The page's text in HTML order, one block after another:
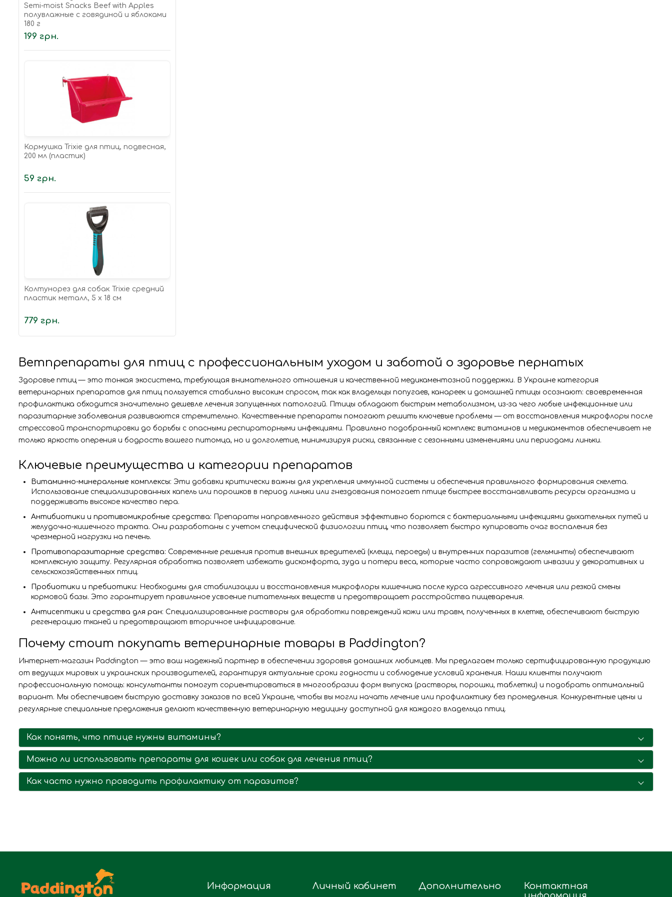
Semi-moist Snacks Beef with Apples
полувлажные с говядиной и яблоками
180 г
199 грн.
Кормушка Trixie для птиц, подвесная,
200 мл (пластик)
59 грн.
Колтунорез для собак Trixie средний
пластик металл, 5 х 18 см
779 грн.
Ветпрепараты для птиц с профессиональным уходом и заботой о здоровье пернатых
Здоровье птиц — это тонкая экосистема, требующая внимательного отношения и качественной медикаментозной поддержки. В Украине категория
ветеринарных препаратов для птиц пользуется стабильно высоким спросом, так как владельцы попугаев, канареек и домашней птицы осознают: своевременная
профилактика обходится значительно дешевле лечения запущенных патологий. Птицы обладают быстрым метаболизмом, из-за чего любые инфекционные или
паразитарные заболевания развиваются стремительно. Качественные препараты помогают решить ключевые проблемы — от восстановления микрофлоры после
стрессовой транспортировки до борьбы с опасными респираторными инфекциями. Правильно подобранный комплекс витаминов и медикаментов обеспечивает не
только яркость оперения и бодрость вашего питомца, но и долголетие, минимизируя риски, связанные с сезонными изменениями или периодами линьки.
Ключевые преимущества и категории препаратов
Витаминно-минеральные комплексы: Эти добавки критически важны для укрепления иммунной системы и обеспечения правильного формирования скелета.
Использование специализированных капель или порошков в период линьки или гнездования помогает птице быстрее восстанавливать ресурсы организма и
поддерживать высокое качество пера.
Антибиотики и противомикробные средства: Препараты направленного действия эффективно борются с бактериальными инфекциями дыхательных путей и
желудочно-кишечного тракта. Они разработаны с учетом специфической физиологии птиц, что позволяет быстро купировать очаг воспаления без
чрезмерной нагрузки на печень.
Противопаразитарные средства: Современные решения против внешних вредителей (клещи, пероеды) и внутренних паразитов (гельминты) обеспечивают
комплексную защиту. Регулярная обработка позволяет избежать дискомфорта, зуда и потери веса, которые часто сопровождают инвазии у декоративных и
сельскохозяйственных птиц.
Пробиотики и пребиотики: Необходимы для стабилизации и восстановления микрофлоры кишечника после курса агрессивного лечения или резкой смены
кормовой базы. Это гарантирует правильное усвоение питательных веществ и предотвращает расстройства пищеварения.
Антисептики и средства для ран: Специализированные растворы для обработки повреждений кожи или травм, полученных в клетке, обеспечивают быструю
регенерацию тканей и предотвращают вторичное инфицирование.
Почему стоит покупать ветеринарные товары в Paddington?
Интернет-магазин Paddington — это ваш надежный партнер в обеспечении здоровья домашних любимцев. Мы предлагаем только сертифицированную продукцию
от ведущих мировых и украинских производителей, гарантируя актуальные сроки годности и соблюдение условий хранения. Наши клиенты получают
профессиональную помощь: консультанты помогут сориентироваться в многообразии форм выпуска (растворы, порошки, таблетки) и подобрать оптимальный
вариант. Мы обеспечиваем быструю доставку заказов по всей Украине, чтобы вы могли начать лечение или профилактику без промедления. Конкурентные цены и
регулярные специальные предложения делают качественную ветеринарную медицину доступной для каждого владельца птиц.
Как понять, что птице нужны витамины?
Можно ли использовать препараты для кошек или собак для лечения птиц?
Как часто нужно проводить профилактику от паразитов?
Информация Личный кабинет Дополнительно
Контактная